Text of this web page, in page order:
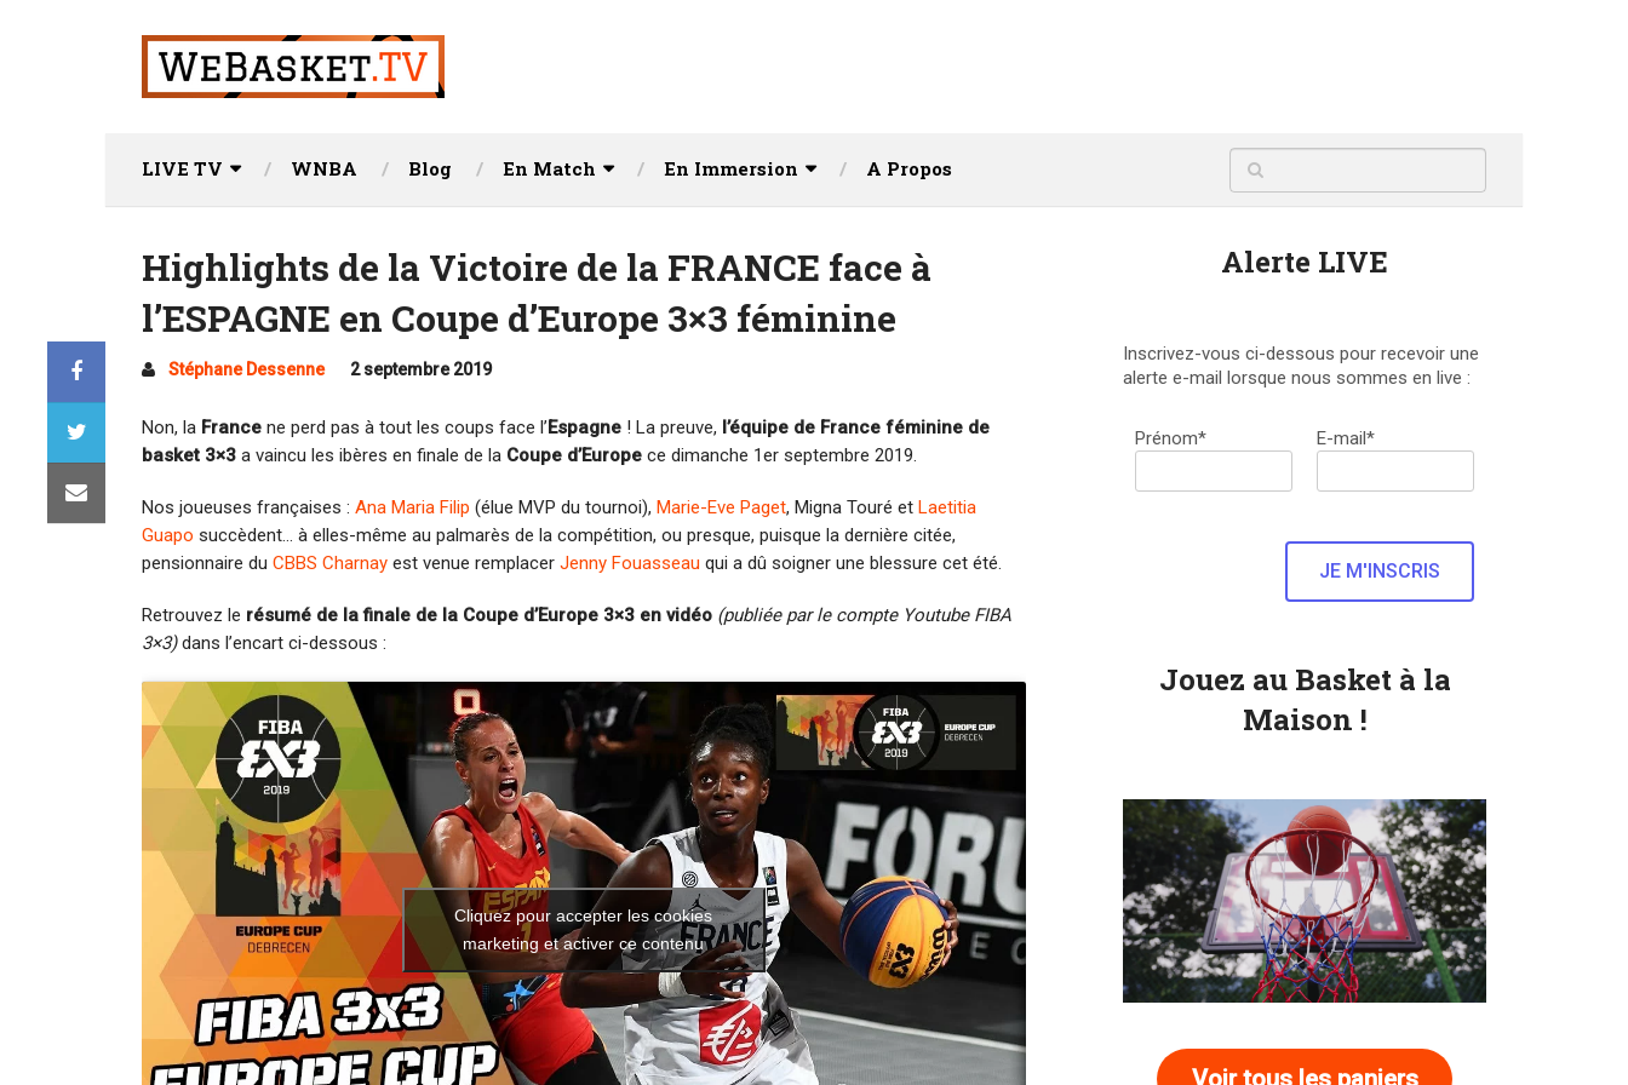
LIVE TV WNBA Blog En Match En Immersion A Propos
Highlights de la Victoire de la FRANCE face à
l’ESPAGNE en Coupe d’Europe 3×3 féminine
Stéphane Dessenne 2 septembre 2019
Non, la France ne perd pas à tout les coups face l’Espagne ! La preuve, l’équipe de France féminine de
basket 3×3 a vaincu les ibères en finale de la Coupe d’Europe ce dimanche 1er septembre 2019.
Nos joueuses françaises : Ana Maria Filip (élue MVP du tournoi), Marie-Eve Paget, Migna Touré et Laetitia
Guapo succèdent… à elles-même au palmarès de la compétition, ou presque, puisque la dernière citée,
pensionnaire du CBBS Charnay est venue remplacer Jenny Fouasseau qui a dû soigner une blessure cet été.
Retrouvez le résumé de la finale de la Coupe d’Europe 3×3 en vidéo (publiée par le compte Youtube FIBA
3×3)dans l’encart ci-dessous :
Cliquez pour accepter les cookies
marketing et activer ce contenu
Alerte LIVE
Inscrivez-vous ci-dessous pour recevoir une
alerte e-mail lorsque nous sommes en live :
Prénom* E-mail*
Jouez au Basket à la
Maison !
Voir tous les paniers